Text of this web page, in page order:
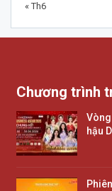
« Th6
Chương trình
hậu